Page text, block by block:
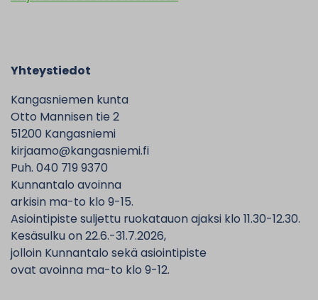
Yhteystiedot
Kangasniemen kunta
Otto Mannisen tie 2
51200 Kangasniemi
kirjaamo@kangasniemi.fi
Puh. 040 719 9370
Kunnantalo avoinna
arkisin ma-to klo 9-15.
Asiointipiste suljettu ruokatauon ajaksi klo 11.30-12.30.
Kesäsulku on 22.6.-31.7.2026,
jolloin Kunnantalo sekä asiointipiste
ovat avoinna ma-to klo 9-12.